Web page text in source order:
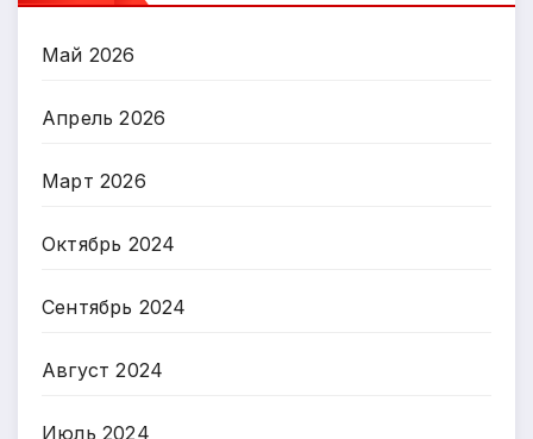
Май 2026
Апрель 2026
Март 2026
Октябрь 2024
Сентябрь 2024
Август 2024
Июль 2024